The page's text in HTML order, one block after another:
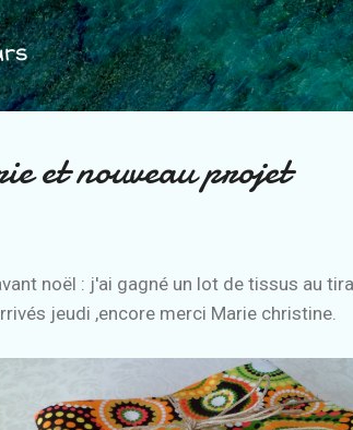
Accéder au contenu principal
et nouveau projet
noël : j'ai gagné un lot de tissus au
jeudi ,encore merci Marie christine.